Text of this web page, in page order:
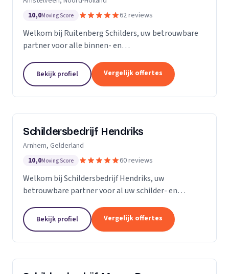
10,0Moving Score 62 reviews
Welkom bij Ruitenberg Schilders, uw betrouwbare
partner voor alle binnen- en
een gevestigde naam in de provincie Noord-Holland,
met een bijzondere...
Bekijk profiel Vergelijk offertes
Schildersbedrijf Hendriks
Arnhem, Gelderland
10,0Moving Score 60 reviews
Welkom bij Schildersbedrijf Hendriks, uw
betrouwbare partner voor al uw schilder- en
de branche, onderscheiden we ons door onze
expertise en toewijding...
Bekijk profiel Vergelijk offertes